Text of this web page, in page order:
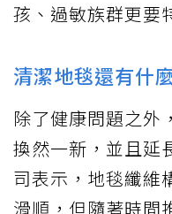
孩、過敏族群更要
清潔地毯還有什
除了健康問題之外
換然一新，並且延
司表示，地毯纖維
滑順，但隨著時間